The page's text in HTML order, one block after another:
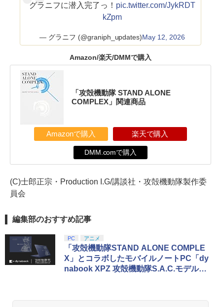
グラニフに潜入完了っ！ pic.twitter.com/JykRDT
kZpm
— グラニフ (@graniph_updates)May 12, 2026
Amazon/楽天/DMMで購入
「攻殻機動隊 STAND ALONE
COMPLEX」関連商品
Amazonで購入 楽天で購入
DMM.comで購入
(C)士郎正宗・Production I.G/講談社・攻殻機動隊製作委
員会
編集部のおすすめ記事
PC アニメ
「攻殻機動隊STAND ALONE COMPLE
X」とコラボしたモバイルノートPC「dy
nabook XPZ 攻殻機動隊S.A.C.モデル」